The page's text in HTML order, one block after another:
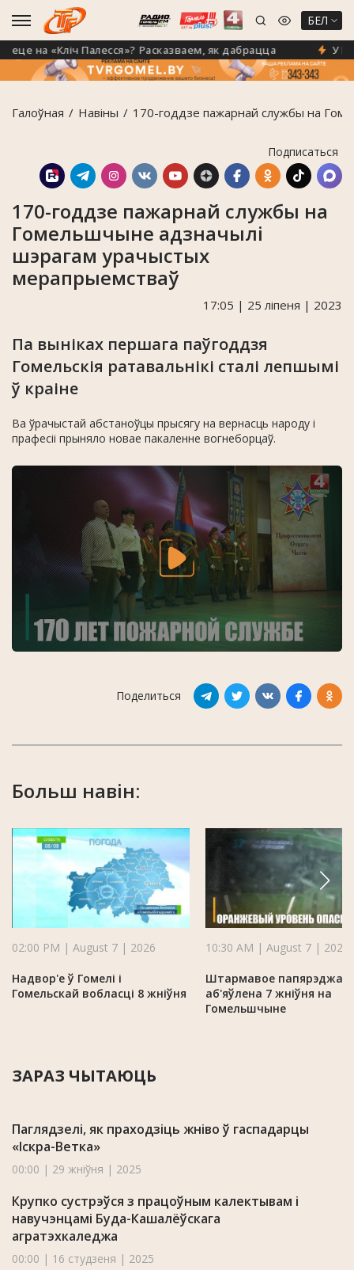
БЕЛ
на «Кліч Палесся»? Расказваем, як дабрацца У
Галоўная Навiны 170-годдзе пажарнай службы на
Подписаться
170-годдзе пажарнай службы на
Гомельшчыне адзначылі
шэрагам урачыстых
мерапрыемстваў
17:05 | 25 ліпеня | 2023
Па выніках першага паўгоддзя
Гомельскія ратавальнікі сталі лепшымі
ў краіне
Ва ўрачыстай абстаноўцы прысягу на вернасць народу і
прафесіі прыняло новае пакаленне вогнеборцаў.
Поделиться
Больш навін:
02:00 PM | August 7 | 2026
Надвор'е ў Гомелі і
Гомельскай вобласці 8 жніўня
10:30 AM | August 7 | 2026
Штармавое
аб'яўлена 7 жніўня на
Гомельшчыне
ЗАРАЗ ЧЫТАЮЦЬ
Паглядзелі, як праходзіць жніво ў гаспадарцы
«Іскра-Ветка»
00:00 | 29 жніўня | 2025
Крупко сустрэўся з працоўным калектывам і
навучэнцамі Буда-Кашалёўскага
агратэхкаледжа
00:00 | 16 студзеня | 2025